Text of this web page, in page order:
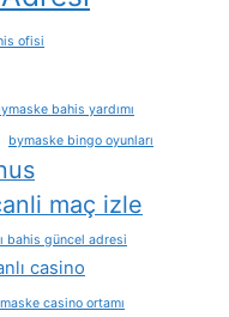
ofisi
bahis yardımı
bymaske bingo oyunları
maç izle
bahis güncel adresi
casino
casino ortamı